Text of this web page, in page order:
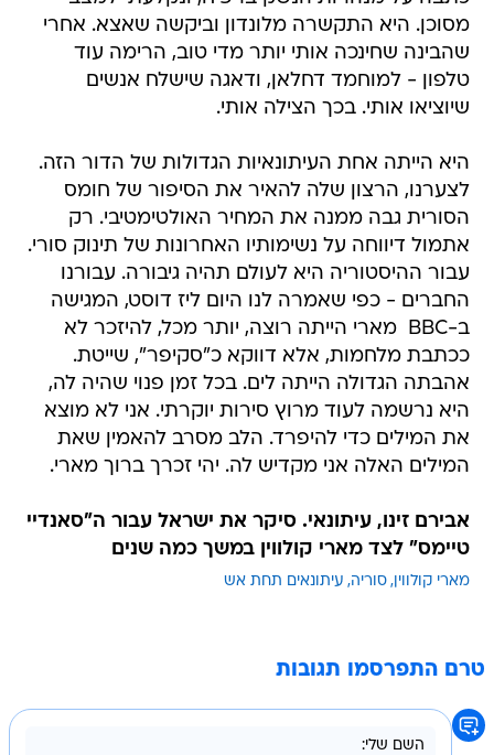
מסוכן. היא התקשרה מלונדון וביקשה שאצא. אחרי
שהבינה שחינכה אותי יותר מדי טוב, הרימה עוד
טלפון - למוחמד דחלאן, ודאגה שישלח אנשים
שיוציאו אותי. בכך הצילה אותי.
היא הייתה אחת העיתונאיות הגדולות של הדור הזה.
לצערנו, הרצון שלה להאיר את הסיפור של חומס
הסורית גבה ממנה את המחיר האולטימטיבי. רק
אתמול דיווחה על נשימותיו האחרונות של תינוק סורי.
עבור ההיסטוריה היא לעולם תהיה גיבורה. עבורנו
החברים - כפי שאמרה לנו היום ליז דוסט, המגישה
ב-BBC  מארי הייתה רוצה, יותר מכל, להיזכר לא
ככתבת מלחמות, אלא דווקא כ"סקיפר", שייטת.
אהבתה הגדולה הייתה לים. בכל זמן פנוי שהיה לה,
היא נרשמה לעוד מרוץ סירות יוקרתי. אני לא מוצא
את המילים כדי להיפרד. הלב מסרב להאמין שאת
המילים האלה אני מקדיש לה. יהי זכרך ברוך מארי.
אבירם זינו, עיתונאי. סיקר את ישראל עבור ה"סאנדיי
טיימס" לצד מארי קולווין במשך כמה שנים
מארי קולווין סוריה עיתונאים תחת אש
טרם התפרסמו תגובות